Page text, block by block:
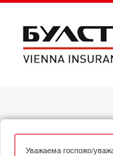
Уважаема госпожо/